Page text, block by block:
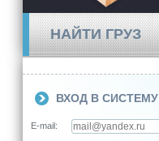
НАЙТИ ГРУЗ
ВХОД В СИСТЕМУ
E-mail: